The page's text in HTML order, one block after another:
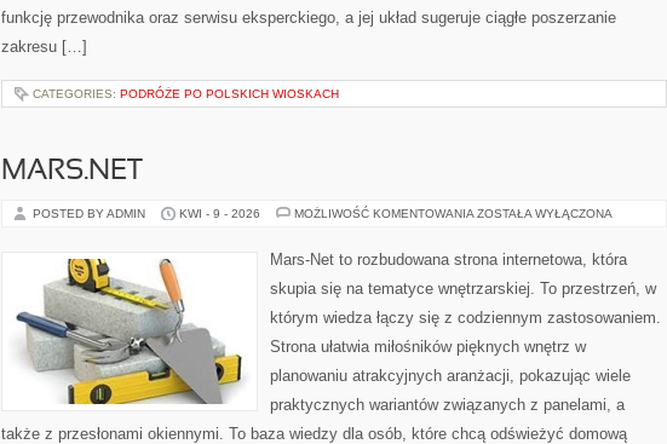
funkcję przewodnika oraz serwisu eksperckiego, a jej układ sugeruje ciągłe poszerzanie
zakresu […]
CATEGORIES: PODRÓŻE PO POLSKICH WIOSKACH
MARS.NET
POSTED BY ADMIN KWI - 9 - 2026 MOŻLIWOŚĆ KOMENTOWANIA MARS.NET
ZOSTAŁA WYŁĄCZONA
Mars-Net to rozbudowana strona internetowa, która
skupia się na tematyce wnętrzarskiej. To przestrzeń, w
którym wiedza łączy się z codziennym zastosowaniem.
Strona ułatwia miłośników pięknych wnętrz w
planowaniu atrakcyjnych aranżacji, pokazując wiele
praktycznych wariantów związanych z panelami, a
także z przesłonami okiennymi. To baza wiedzy dla osób, które chcą odświeżyć domową